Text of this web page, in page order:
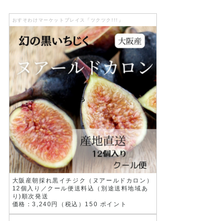
おすそわけマーケットプレイス「ツクツク!!!」
大阪産朝採れ黒イチジク（ヌアールドカロン）
12個入り／クール便送料込（別途送料地域あ
り)順次発送
価格：3,240円（税込）150 ポイント